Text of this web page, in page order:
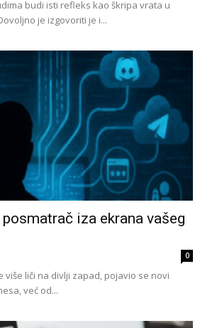
budi isti refleks kao škripa vrata u
je izgovoriti je i...
iza ekrana vašeg
0
više liči na divlji zapad, pojavio se novi
već od...